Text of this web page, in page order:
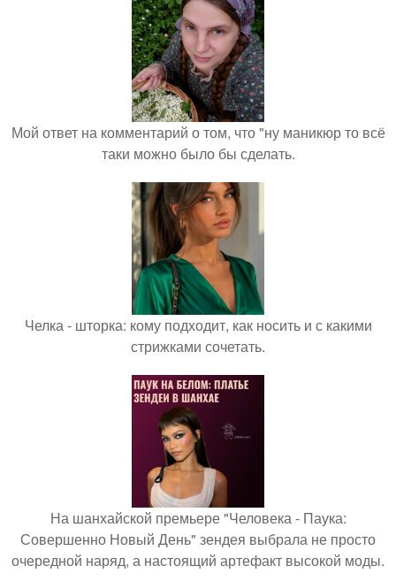
Мой ответ на комментарий о том, что "ну маникюр то всё
таки можно было бы сделать.
Челка - шторка: кому подходит, как носить и с какими
стрижками сочетать.
На шанхайской премьере "Человека - Паука:
Совершенно Новый День" зендея выбрала не просто
очередной наряд, а настоящий артефакт высокой моды.